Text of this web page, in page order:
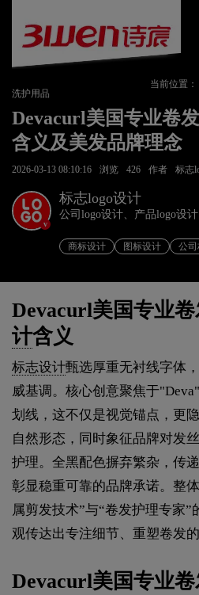
当前位置：
洗护用品
Devacurl美国专业卷
含义及美发品牌理念
2026-03-13 08:10:16 浏览 426 作者 标志
v
标志logo设计
公司logo设计、产品logo设
商标设计 图标设计 公
Devacurl美国专业卷
计含义
标志设计甄选厚重无衬线字体
威基调。核心创意聚焦于
划线，这不仅是视觉锚点，更
自然形态，同时象征品牌对发
护理。全黑配色摒弃繁杂，传
彰显稳重可靠的品牌承诺。整
属剪发技术”与“卷发护理专家
观传达出专注细节、重塑卷发的
Devacurl美国专业